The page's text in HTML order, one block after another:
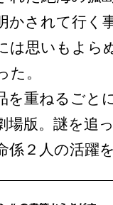
かされて行く
は思いもよら
た。
を重ねるごと
場版。謎を追
係２人の活躍